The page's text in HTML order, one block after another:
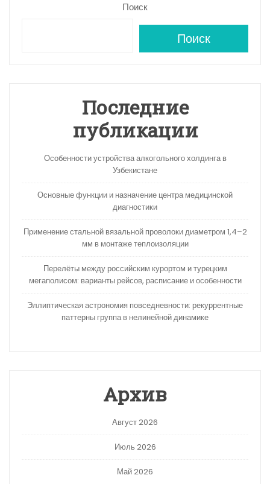
Поиск
Поиск
Последние
публикации
Особенности устройства алкогольного холдинга в
Узбекистане
Основные функции и назначение центра медицинской
диагностики
Применение стальной вязальной проволоки диаметром 1,4–2
мм в монтаже теплоизоляции
Перелёты между российским курортом и турецким
мегаполисом: варианты рейсов, расписание и особенности
Эллиптическая астрономия повседневности: рекуррентные
паттерны группа в нелинейной динамике
Архив
Август 2026
Июль 2026
Май 2026